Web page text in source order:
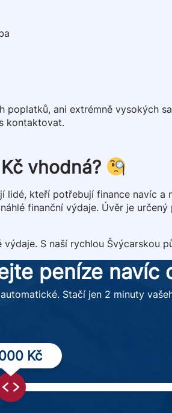
ani extrémně vysokých
kontaktovat.
vhodná?
lidé, kteří potřebují finance navíc a
finanční výdaje. Úvěr je
S naší rychlou Švýcarskou
peníze navíc
Stačí jen 2 minuty
Kč